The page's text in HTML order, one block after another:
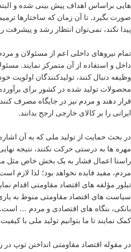
هایى براساس اهداف پیش بینى شده و
صورت بگیرد. تا آن زمان که ساختارها
پیدا نکند، نمى‌توان انتظار رشد و
تمام نیروهاى داخلى اعم از مسئولان و
داخل و استفاده از آن متمرکز نمایند.
وظیفه دنبال کنند، تولیدکنندگان اولویت
محصولات تولید شده در کشور براى
قرار دهند و مردم نیز در جایگاه مصرف
ایرانى را بر کالاى خارجى ارجح بدانند.
در بحث حمایت از تولید ملى که به آن
مهره ها به درستى حرکت نکنند، نتیجه
راستا اعمال فشار به یک بخش خاص مثل
مردم، مفید فایده نخواهد بود؛ لذا لازم
تبلور مؤلفه هاى اقتصاد مقاومتى اقدام
سیاست هاى اقتصاد مقاومتى منوط به
بانکى، بنگاه هاى اقتصادى و مردم … است.
کمک نمایند تا ما بتوانیم تولید ملى با
در مقوله اقتصاد مقاومتى انداختن توپ